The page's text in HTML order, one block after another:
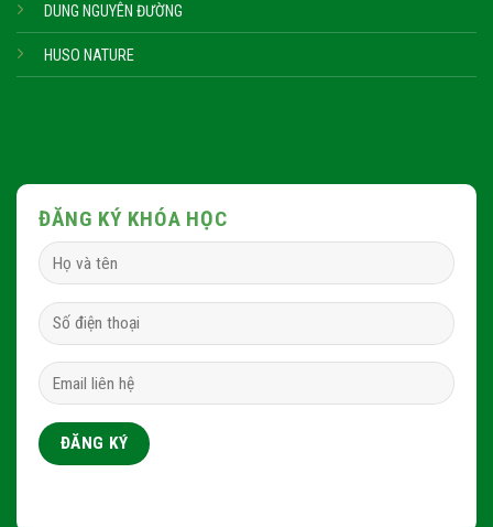
DUNG NGUYÊN ĐƯỜNG
HUSO NATURE
ĐĂNG KÝ KHÓA HỌC